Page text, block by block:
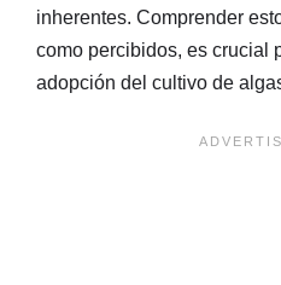
inherentes. Comprender
como percibidos, es crucial
adopción del cultivo de